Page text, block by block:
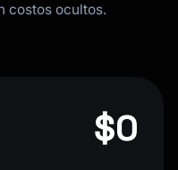
costos ocultos.
$0